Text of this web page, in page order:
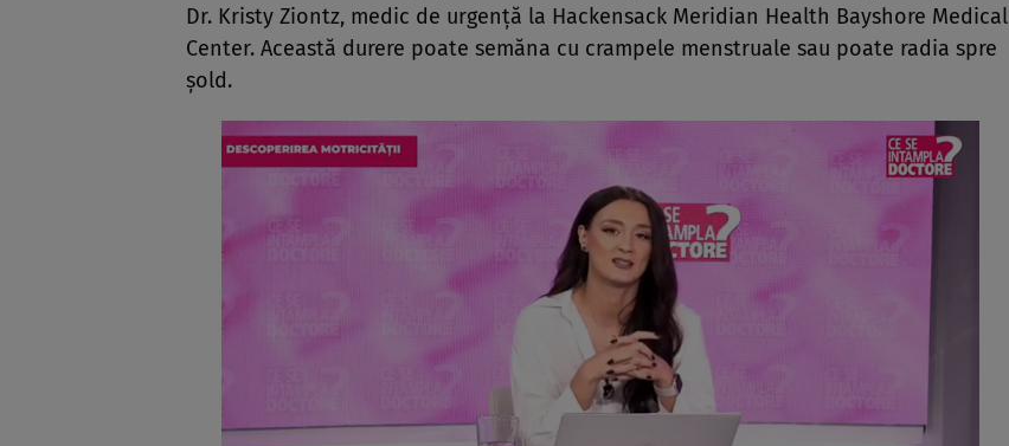
Dr. Kristy Ziontz, medic de urgență la Hackensack Meridian Health Bayshore Medical
Center. Această durere poate semăna cu crampele menstruale sau poate radia spre
șold.